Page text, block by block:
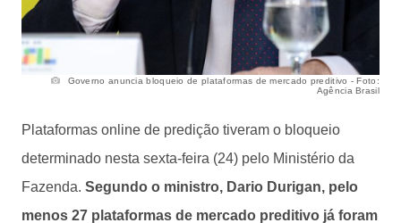
Governo anuncia bloqueio de plataformas de mercado preditivo - Foto:
Agência Brasil
Plataformas online de predição tiveram o bloqueio
determinado nesta sexta-feira (24) pelo Ministério da
Fazenda. Segundo o ministro, Dario Durigan, pelo
menos 27 plataformas de mercado preditivo já foram